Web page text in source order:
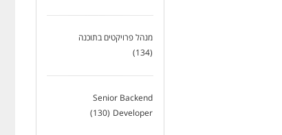
מנהל פרויקטים בתוכנה
(134)
Senior Backend
Developer
(130)